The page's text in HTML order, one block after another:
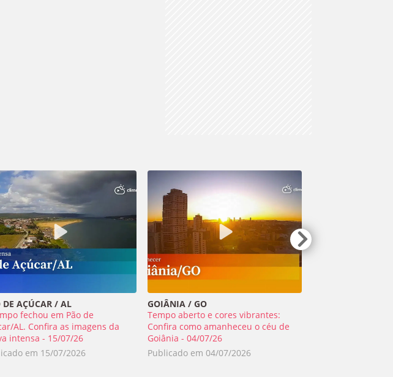
DE AÇÚCAR / AL
fechou em Pão de
AL. Confira as imagens da
intensa - 15/07/26
em 15/07/2026
GOIÂNIA / GO
Tempo aberto e cores vibrantes:
Confira como amanheceu o céu de
Goiânia - 04/07/26
Publicado em 04/07/2026